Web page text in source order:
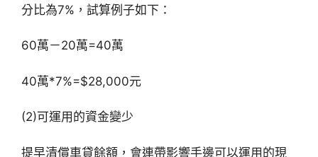
分比為7%，試算例子如下：
60萬－20萬=40萬
40萬*7%=$28,000元
(2)可運用的資金變少
提早清償車貸餘額，會連帶影響手邊可以運用的現